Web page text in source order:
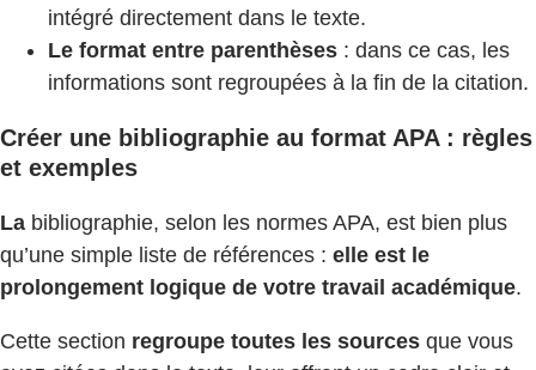
intégré directement dans le texte.
Le format entre parenthèses : dans ce cas, les
informations sont regroupées à la fin de la citation.
Créer une bibliographie au format APA : règles
et exemples
La bibliographie, selon les normes APA, est bien plus
qu’une simple liste de références : elle est le
prolongement logique de votre travail académique.
Cette section regroupe toutes les sources que vous